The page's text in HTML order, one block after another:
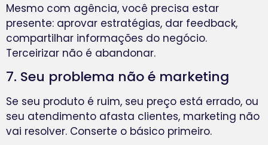
Mesmo com agência, você precisa estar
presente: aprovar estratégias, dar feedback,
compartilhar informações do negócio.
Terceirizar não é abandonar.
7. Seu problema não é marketing
Se seu produto é ruim, seu preço está errado, ou
seu atendimento afasta clientes, marketing não
vai resolver. Conserte o básico primeiro.